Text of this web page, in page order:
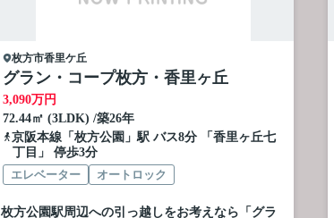
枚方市香里ケ丘
グラン・コープ枚方・香里ヶ丘
3,090万円
72.44㎡ (3LDK) /築26年
京阪本線「 枚方公園 」駅 バス8分 「香里ヶ丘七
丁目」 停歩3分
エレベーター
オートロック
枚方公園駅周辺への引っ越しをお考えなら「グラ